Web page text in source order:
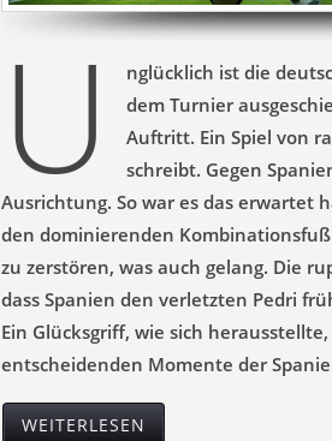
U
nglücklich ist die
dem Turnier
Auftritt. Ein Spiel von
schreibt. Gegen
Ausrichtung. So war es das erwartet
den dominierenden
zu zerstören, was auch gelang. Die
dass Spanien den verletzten Pedri
Ein Glücksgriff, wie sich
entscheidenden Momente der
WEITERLESEN